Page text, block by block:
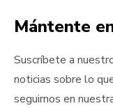
Mántente
Suscríbete a
noticias sobre lo
seguirnos en